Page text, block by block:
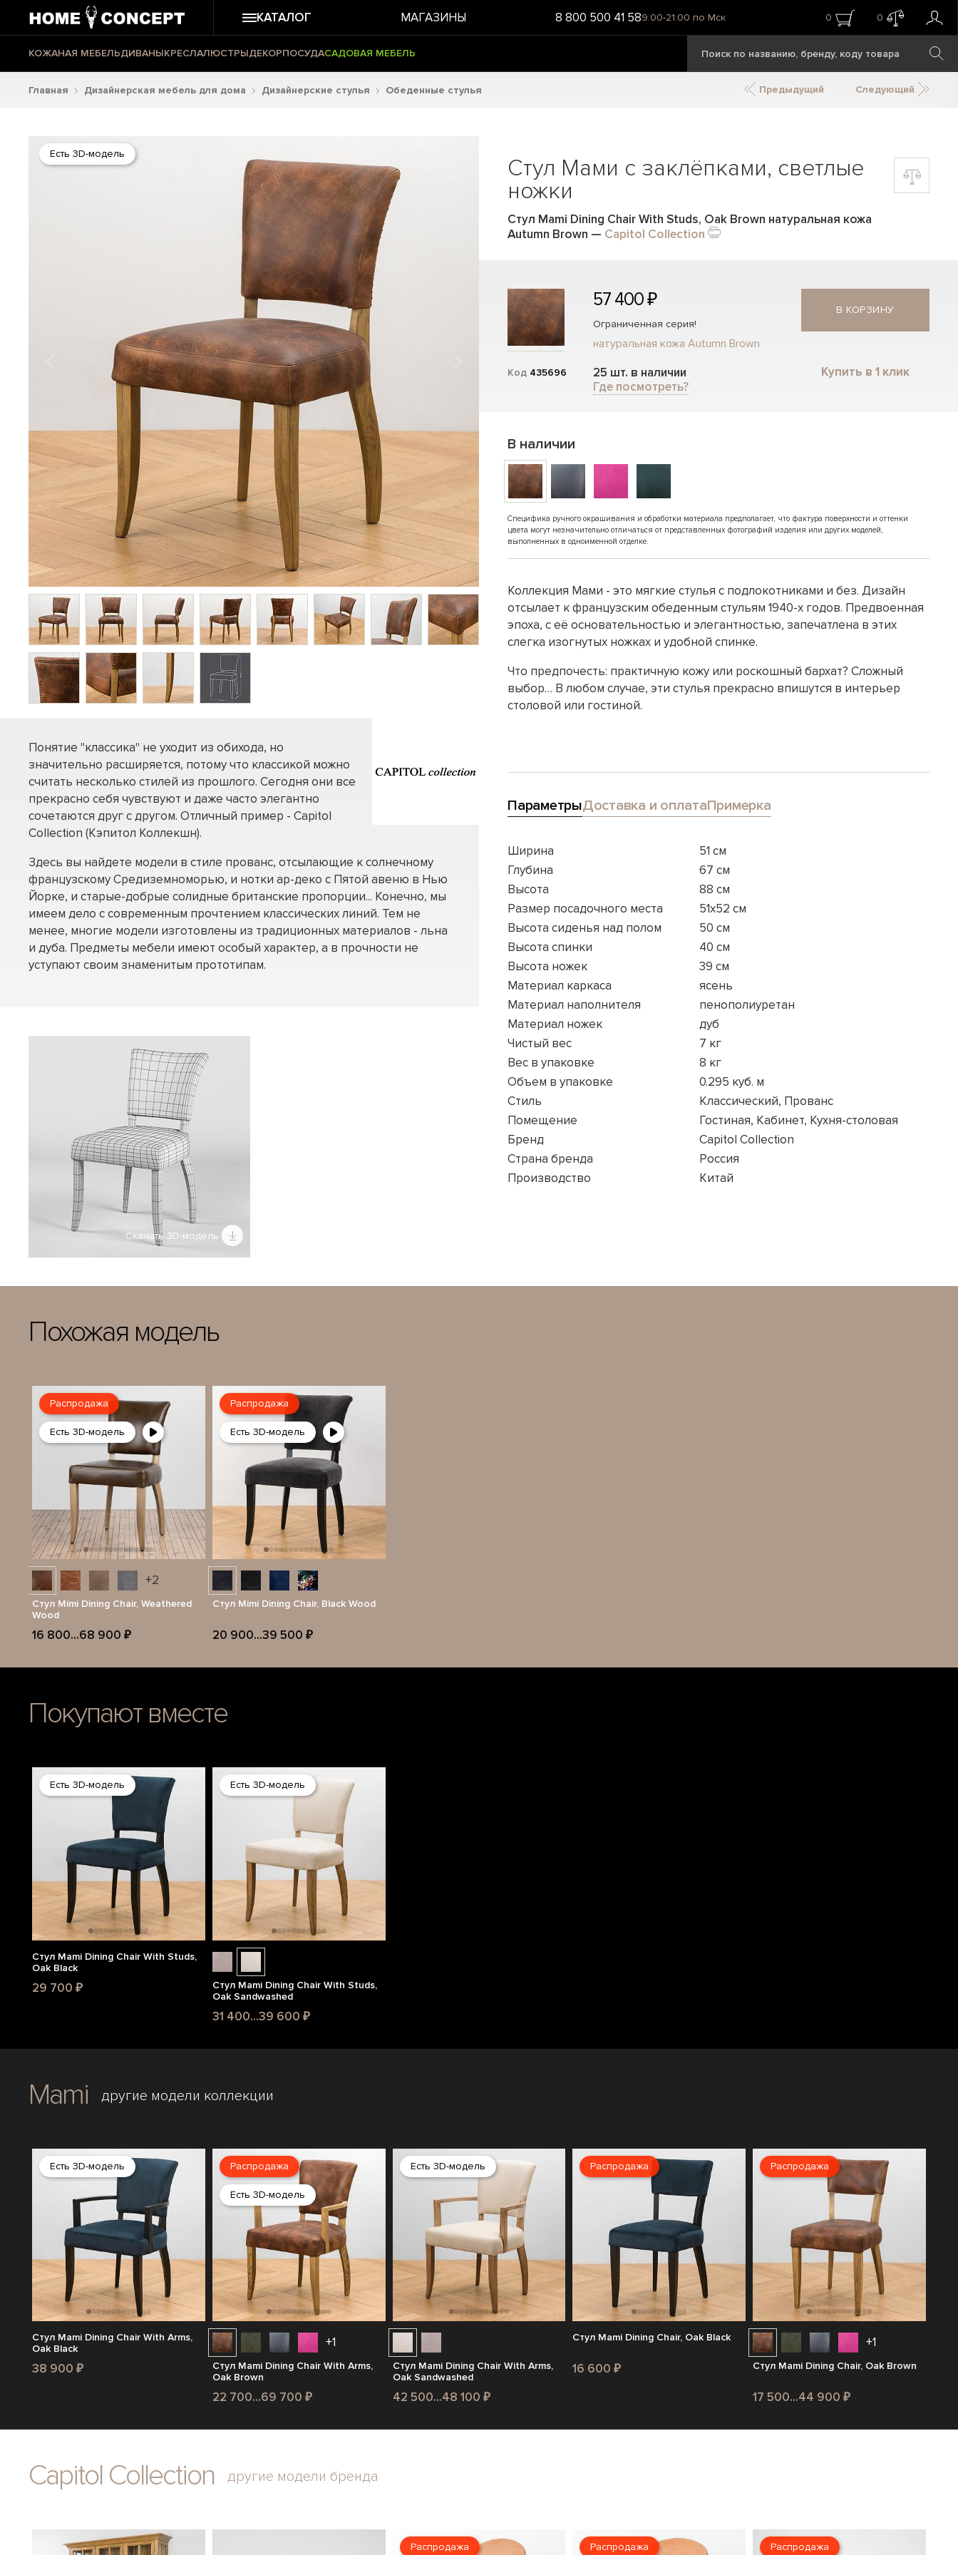
КАТАЛОГ МАГАЗИНЫ 8 800 500 41 589:00-21:00 по Мск 0 0
КОЖАНАЯ МЕБЕЛЬДИВАНЫКРЕСЛАЛЮСТРЫДЕКОРПОСУДАСАДОВАЯ МЕБЕЛЬ
Главная Дизайнерская мебель для дома Дизайнерские стулья Обеденные стулья Предыдущий Следующий
Есть 3D-модель
Понятие "классика" не уходит из обихода, но
значительно расширяется, потому что классикой можно
считать несколько стилей из прошлого. Сегодня они все
прекрасно себя чувствуют и даже часто элегантно
сочетаются друг с другом. Отличный пример - Capitol
Collection (Кэпитол Коллекшн).
Здесь вы найдете модели в стиле прованс, отсылающие к солнечному
французскому Средиземноморью, и нотки ар-деко с Пятой авеню в Нью
Йорке, и старые-добрые солидные британские пропорции... Конечно, мы
имеем дело с современным прочтением классических линий. Тем не
менее, многие модели изготовлены из традиционных материалов - льна
и дуба. Предметы мебели имеют особый характер, а в прочности не
уступают своим знаменитым прототипам.
Скачать 3D-модель
Стул Мами с заклёпками, светлые
ножки
Стул Mami Dining Chair With Studs, Oak Brown натуральная кожа
Autumn Brown — Capitol Collection
Код 435696
57 400 ₽
Ограниченная серия!
натуральная кожа Autumn Brown
25 шт. в наличии
Где посмотреть?
В КОРЗИНУ
Купить в 1 клик
В наличии
Специфика ручного окрашивания и обработки материала предполагает, что фактура поверхности и оттенки
цвета могут незначительно отличаться от представленных фотографий изделия или других моделей,
выполненных в одноименной отделке.
Коллекция Мами - это мягкие стулья с подлокотниками и без. Дизайн
отсылает к французским обеденным стульям 1940-х годов. Предвоенная
эпоха, с её основательностью и элегантностью, запечатлена в этих
слегка изогнутых ножках и удобной спинке.
Что предпочесть: практичную кожу или роскошный бархат? Сложный
выбор… В любом случае, эти стулья прекрасно впишутся в интерьер
столовой или гостиной.
ПараметрыДоставка и оплатаПримерка
Ширина
51 см
Глубина
67 см
Высота
88 см
Размер посадочного места
51x52 см
Высота сиденья над полом
50 см
Высота спинки
40 см
Высота ножек
39 см
Материал каркаса
ясень
Материал наполнителя
пенополиуретан
Материал ножек
дуб
Чистый вес
7 кг
Вес в упаковке
8 кг
Объем в упаковке
0.295 куб. м
Стиль
Классический, Прованс
Помещение
Гостиная, Кабинет, Кухня-столовая
Бренд
Capitol Collection
Страна бренда
Россия
Производство
Китай
Похожая модель
Распродажа
Есть 3D-модель
+2
Стул Mimi Dining Chair, Weathered
Wood
16 800...68 900 ₽
Распродажа
Есть 3D-модель
Стул Mimi Dining Chair, Black Wood
20 900...39 500 ₽
Покупают вместе
Есть 3D-модель
Стул Mami Dining Chair With Studs,
Oak Black
29 700 ₽
Есть 3D-модель
Стул Mami Dining Chair With Studs,
Oak Sandwashed
31 400...39 600 ₽
Mami другие модели коллекции
Есть 3D-модель
Стул Mami Dining Chair With Arms,
Oak Black
38 900 ₽
Распродажа
Есть 3D-модель
+1
Стул Mami Dining Chair With Arms,
Oak Brown
22 700...69 700 ₽
Есть 3D-модель
Стул Mami Dining Chair With Arms,
Oak Sandwashed
42 500...48 100 ₽
Распродажа
Стул Mami Dining Chair, Oak Black
16 600 ₽
Распродажа
+1
Стул Mami Dining Chair, Oak Brown
17 500...44 900 ₽
Capitol Collection другие модели бренда
Распродажа Распродажа Распродажа